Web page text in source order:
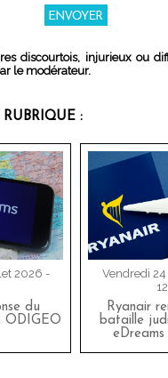
discourtois, injurieux ou
le modérateur.
:
2026 -
du
ODIGEO
Vendredi
Ryanair
bataille